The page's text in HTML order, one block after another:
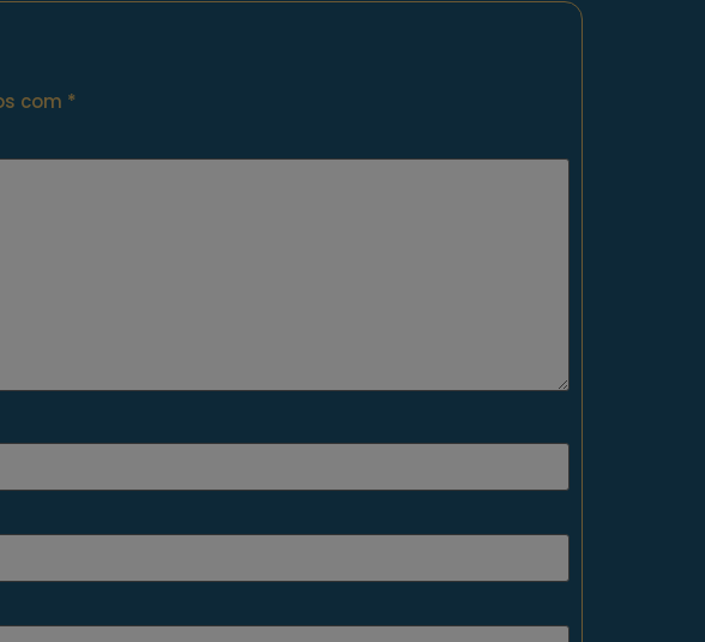
com *